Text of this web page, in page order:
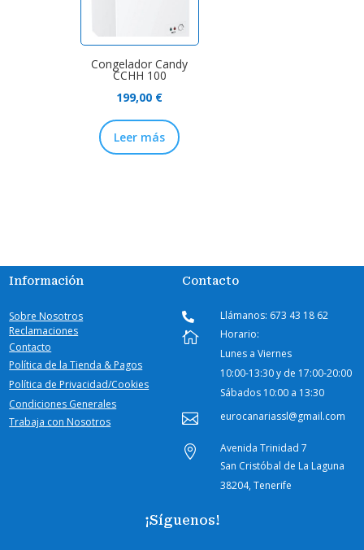
Congelador Candy
CCHH 100
199,00 €
Leer más
Información
Sobre Nosotros
Reclamaciones
Contacto
Política de la Tienda & Pagos
Política de Privacidad/Cookies
Condiciones Generales
Trabaja con Nosotros
Contacto
 Llámanos: 673 43 18 62

Horario:
Lunes a Viernes
10:00-13:30 y de 17:00-20:00
Sábados 10:00 a 13:30
 eurocanariassl@gmail.com

Avenida Trinidad 7
San Cristóbal de La Laguna
38204, Tenerife
¡Síguenos!